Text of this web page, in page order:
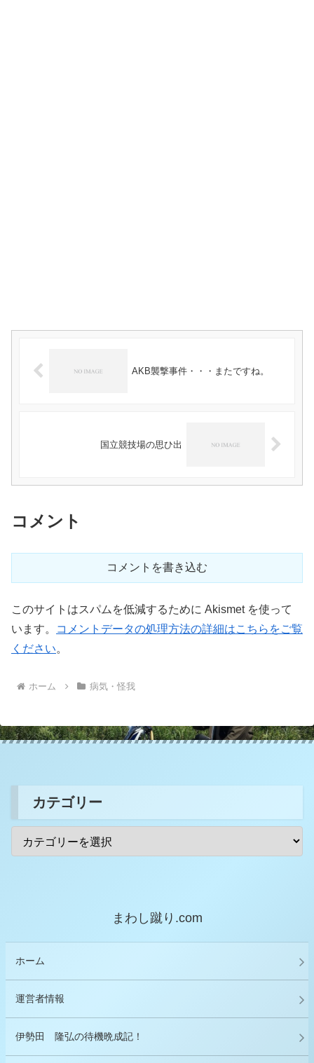
AKB襲撃事件・・・またですね。
国立競技場の思ひ出
コメント
コメントを書き込む
このサイトはスパムを低減するために Akismet を使って
います。
コメントデータの処理方法の詳細はこちらをご覧
ください。
ホーム 病気・怪我
カテゴリー
まわし蹴り.com
ホーム
運営者情報
伊勢田 隆弘の待機晩成記！